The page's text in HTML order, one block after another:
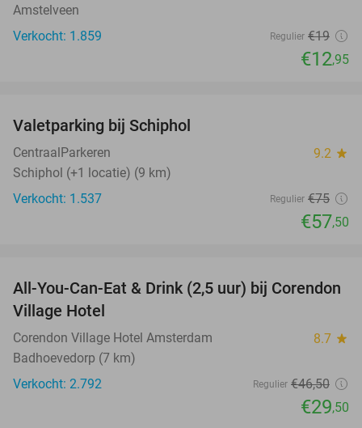
Amstelveen
Verkocht: 1.859
Regulier €19
€12,95
Valetparking bij Schiphol
CentraalParkeren 9.2 star
Schiphol (+1 locatie) (9 km)
Verkocht: 1.537
Regulier €75
€57,50
37%
All-You-Can-Eat & Drink (2,5 uur) bij Corendon
Village Hotel
Corendon Village Hotel Amsterdam 8.7 star
Badhoevedorp (7 km)
Verkocht: 2.792
Regulier €46,50
€29,50